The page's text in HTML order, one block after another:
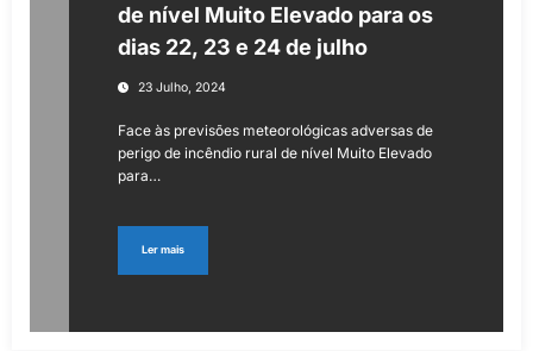
de nível Muito Elevado para os
dias 22, 23 e 24 de julho
23 Julho, 2024
Face às previsões meteorológicas adversas de
perigo de incêndio rural de nível Muito Elevado
para…
Ler mais